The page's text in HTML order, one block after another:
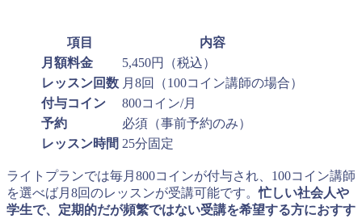
項目
内容
月額料金
5,450円（税込）
レッスン回数 月8回（100コイン講師の場合）
付与コイン
800コイン/月
予約
必須（事前予約のみ）
レッスン時間 25分固定
ライトプランでは毎月800コインが付与され、100コイン講師
を選べば月8回のレッスンが受講可能です。忙しい社会人や
学生で、定期的だが頻繁ではない受講を希望する方におすす